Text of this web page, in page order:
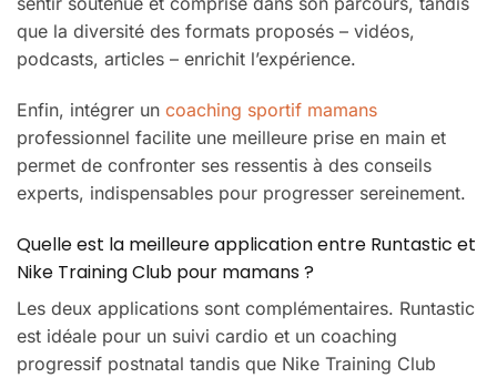
que la diversité des formats proposés – vidéos,
podcasts, articles – enrichit l’expérience.
Enfin, intégrer un coaching sportif mamans
professionnel facilite une meilleure prise en main et
permet de confronter ses ressentis à des conseils
experts, indispensables pour progresser sereinement.
Quelle est la meilleure application entre Runtastic et
Nike Training Club pour mamans ?
Les deux applications sont complémentaires. Runtastic
est idéale pour un suivi cardio et un coaching
progressif postnatal tandis que Nike Training Club